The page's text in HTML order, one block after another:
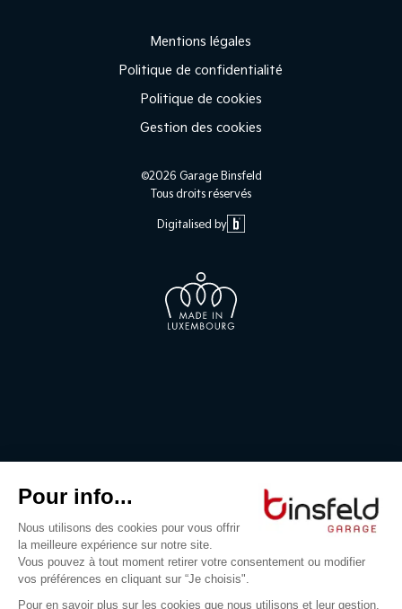
Mentions légales
Politique de confidentialité
Politique de cookies
Gestion des cookies
©2026 Garage Binsfeld
Tous droits réservés
Digitalised by